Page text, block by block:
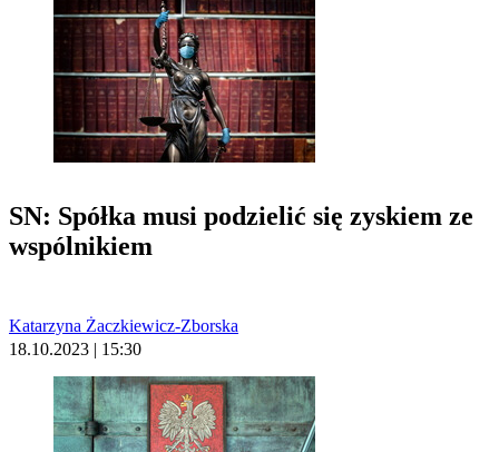
SN: Spółka musi podzielić się zyskiem ze
wspólnikiem
Katarzyna Żaczkiewicz-Zborska
18.10.2023 | 15:30